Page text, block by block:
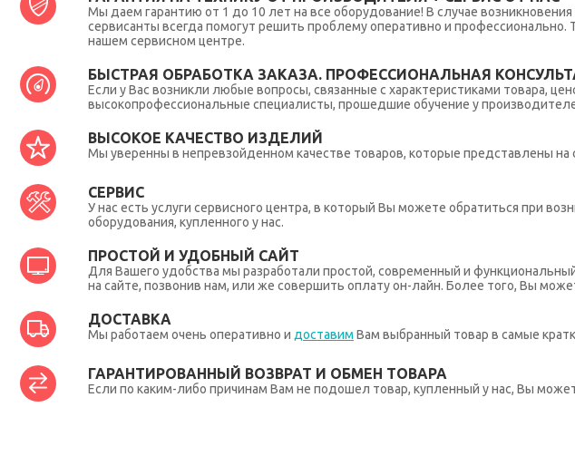
Мы даем гарантию от 1 до 10 лет на все оборудование! В случае
сервисанты всегда помогут решить проблему оперативно и
нашем сервисном центре.
БЫСТРАЯ ОБРАБОТКА ЗАКАЗА. ПРОФЕССИОНАЛЬНАЯ
Если у Вас возникли любые вопросы, связанные с характеристиками товара,
высокопрофессиональные специалисты, прошедшие обучение у
ВЫСОКОЕ КАЧЕСТВО ИЗДЕЛИЙ
Мы уверенны в непревзойденном качестве товаров, которые представлены
СЕРВИС
У нас есть услуги сервисного центра, в который Вы можете обратиться при
оборудования, купленного у нас.
ПРОСТОЙ И УДОБНЫЙ САЙТ
Для Вашего удобства мы разработали простой, современный и
на сайте, позвонив нам, или же совершить оплату он-лайн. Более того, Вы
ДОСТАВКА
Мы работаем очень оперативно и доставим Вам выбранный товар в самые
ГАРАНТИРОВАННЫЙ ВОЗВРАТ И ОБМЕН ТОВАРА
Если по каким-либо причинам Вам не подошел товар, купленный у нас, Вы